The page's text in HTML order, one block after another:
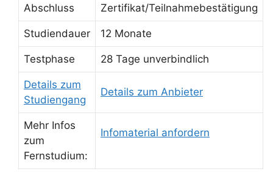
Abschluss Zertifikat/Teilnahmebestätigung
Studiendauer 12 Monate
Testphase 28 Tage unverbindlich
Details zum
Studiengang
Details zum Anbieter
Mehr Infos
zum
Fernstudium:
Infomaterial anfordern